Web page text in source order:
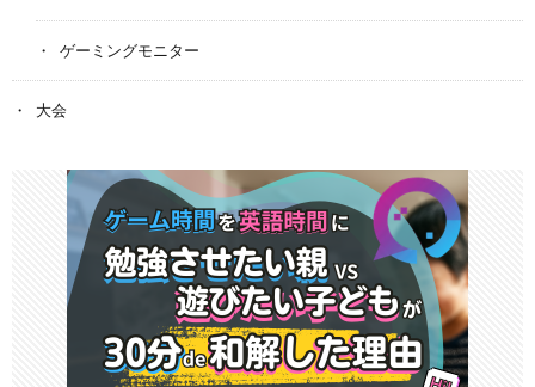
ゲーミングモニター
大会